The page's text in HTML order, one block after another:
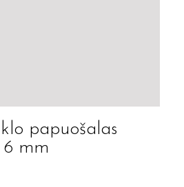
papuošalas
6 mm